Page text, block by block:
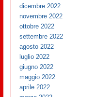
dicembre 2022
novembre 2022
ottobre 2022
settembre 2022
agosto 2022
luglio 2022
giugno 2022
maggio 2022
aprile 2022